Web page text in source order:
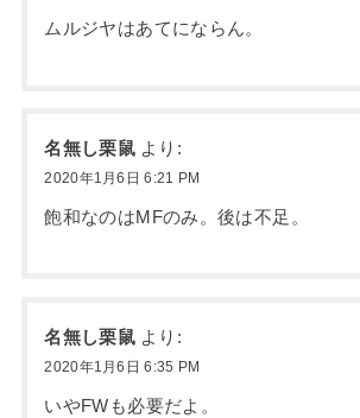
ムルジヤはあてにならん。
名無し栗鼠 より:
2020年1月6日 6:21 PM
飽和なのはMFのみ。後は不足。
名無し栗鼠 より:
2020年1月6日 6:35 PM
いやFWも必要だよ。